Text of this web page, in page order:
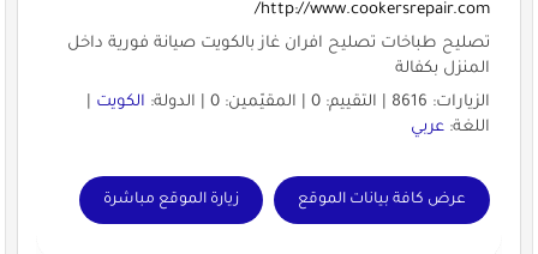
http://www.cookersrepair.com/
تصليح طباخات تصليح افران غاز بالكويت صيانة فورية داخل
المنزل بكفالة
الزيارات: 8616 | التقييم: 0 | المقيّمين: 0 | الدولة:
الكويت|
اللغة: عربي
عرض كافة بيانات الموقع زيارة الموقع مباشرة